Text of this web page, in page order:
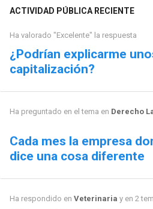
ACTIVIDAD PÚBLICA RECIENTE
Ha valorado "Excelente" la respuesta
¿Podrían explicarme
capitalización?
Ha preguntado en el tema en Derecho
Cada mes la empresa
dice una cosa diferente
Ha respondido en Veterinaria y en 2